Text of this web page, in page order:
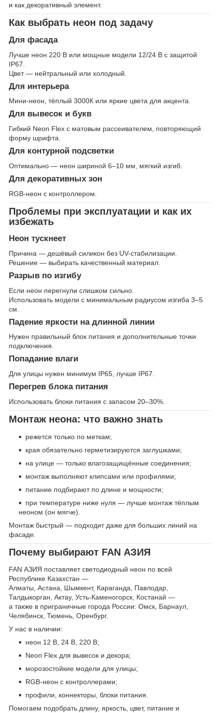
и как декоративный элемент.
Как выбрать неон под задачу
Для фасада
Лучше неон 220 В или мощные модели 12/24 В с защитой
IP67.
Цвет — нейтральный или холодный.
Для интерьера
Мини-неон, тёплый 3000К или яркие цвета для акцента.
Для вывесок и букв
Гибкий Neon Flex с матовым рассеивателем, повторяющий
форму шрифта.
Для контурной подсветки
Оптимально — неон шириной 6–10 мм, мягкий изгиб.
Для декоративных зон
RGB-неон с контроллером.
Проблемы при эксплуатации и как их
избежать
Неон тускнеет
Причина — дешёвый силикон без UV-стабилизации.
Решение — выбирать качественный материал.
Разрыв по изгибу
Если неон перегнули слишком сильно.
Использовать модели с минимальным радиусом изгиба 3–5
см.
Падение яркости на длинной линии
Нужен правильный блок питания и дополнительные точки
подключения.
Попадание влаги
Для улицы нужен минимум IP65, лучше IP67.
Перегрев блока питания
Использовать блоки питания с запасом 20–30%.
Монтаж неона: что важно знать
режется только по меткам;
края обязательно герметизируются заглушками;
на улице — только влагозащищённые соединения;
монтаж выполняют клипсами или профилями;
питание подбирают по длине и мощности;
при температуре ниже нуля — лучше монтаж тёплым
неоном (он мягче).
Монтаж быстрый — подходит даже для больших линий на
фасаде.
Почему выбирают FAN АЗИЯ
FAN АЗИЯ поставляет светодиодный неон по всей
Республике Казахстан —
Алматы, Астана, Шымкент, Караганда, Павлодар,
Талдыкорган, Актау, Усть-Каменогорск, Костанай —
а также в приграничные города России: Омск, Барнаул,
Челябинск, Тюмень, Оренбург.
У нас в наличии:
неон 12 В, 24 В, 220 В;
Neon Flex для вывесок и декора;
морозостойкие модели для улицы;
RGB-неон с контроллерами;
профили, коннекторы, блоки питания.
Помогаем подобрать длину, яркость, цвет, питание и